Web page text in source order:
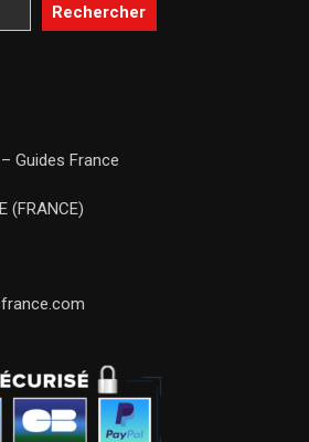
Rechercher
Guides France
(FRANCE)